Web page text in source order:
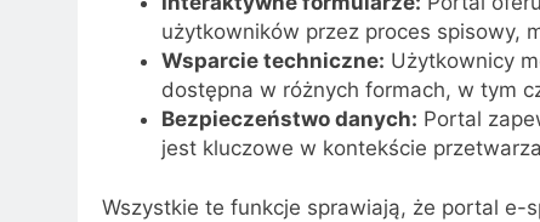
użytkowników przez proces spisowy,
Wsparcie techniczne: Użytkownicy
dostępna w różnych formach, w tym
Bezpieczeństwo danych: Portal
jest kluczowe w kontekście
Wszystkie te funkcje sprawiają, że portal e-